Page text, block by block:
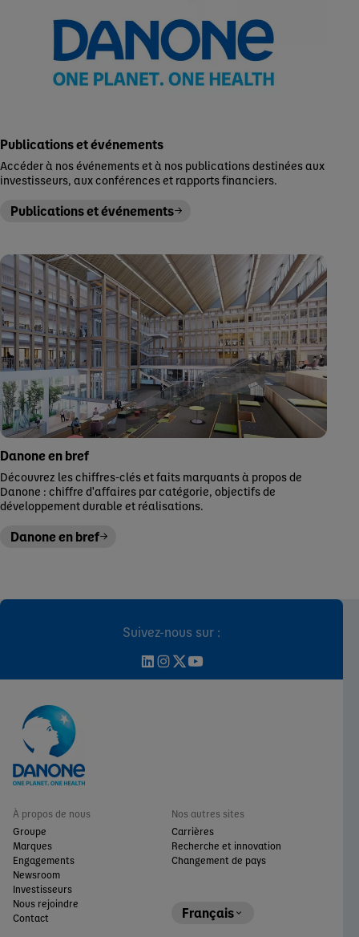
Publications et événements
Accéder à nos événements et à nos publications destinées aux
investisseurs, aux conférences et rapports financiers.
Publications et événements
Danone en bref
Découvrez les chiffres-clés et faits marquants à propos de
Danone : chiffre d'affaires par catégorie, objectifs de
développement durable et réalisations.
Danone en bref
Suivez-nous sur :
À propos de nous
Groupe
Marques
Engagements
Newsroom
Investisseurs
Nous rejoindre
Contact
Nos autres sites
Carrières
Recherche et innovation
Changement de pays
Français